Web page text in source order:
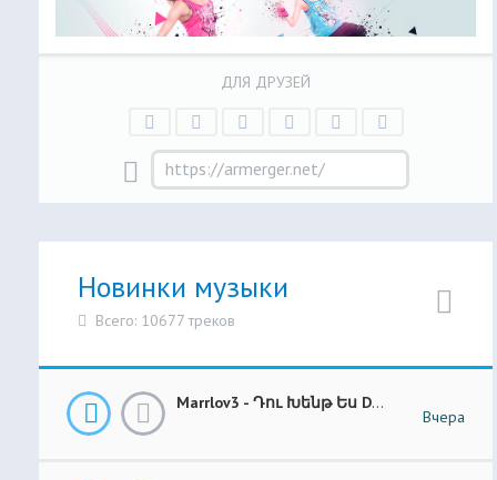
ДЛЯ ДРУЗЕЙ
Новинки музыки
Всего: 10677 треков
Marrlov3 - Դու Խենթ Ես Du Khent Es COVER
Вчера